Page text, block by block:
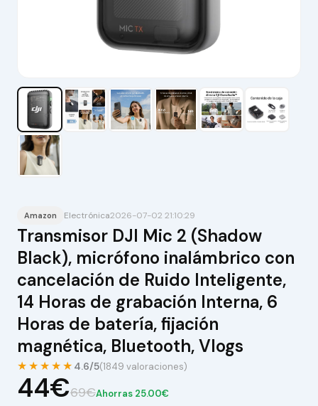
Amazon Electrónica2026-07-02 21:10:29
Transmisor DJI Mic 2 (Shadow
Black), micrófono inalámbrico con
cancelación de Ruido Inteligente,
14 Horas de grabación Interna, 6
Horas de batería, fijación
magnética, Bluetooth, Vlogs
★★★★★ 4.6/5(1849 valoraciones)
44€69€Ahorras 25.00€